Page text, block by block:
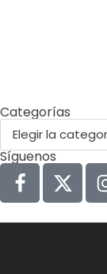
Categorías
Síguenos